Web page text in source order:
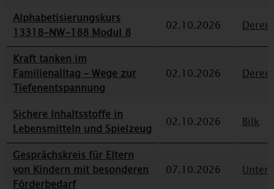
Alphabetisierungskurs
13318-NW-188 Modul 8
02.10.2026
Kraft tanken im
Familienalltag – Wege zur
Tiefenentspannung
02.10.2026
Sichere Inhaltsstoffe in
Lebensmitteln und Spielzeug
02.10.2026 Bilk
Gesprächskreis für Eltern
von Kindern mit besonderen
Förderbedarf
07.10.2026